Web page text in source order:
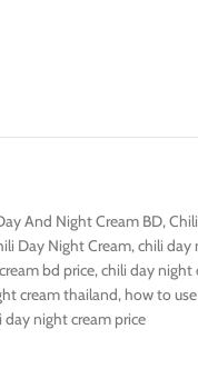
And Night Cream BD,
Day Night Cream,chili day
bd price,chili day night
cream thailand, how to
day night cream price